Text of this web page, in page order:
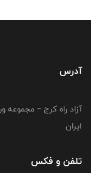
آدرس
آزاد راه کرج –
ایران
تلفن و فکس